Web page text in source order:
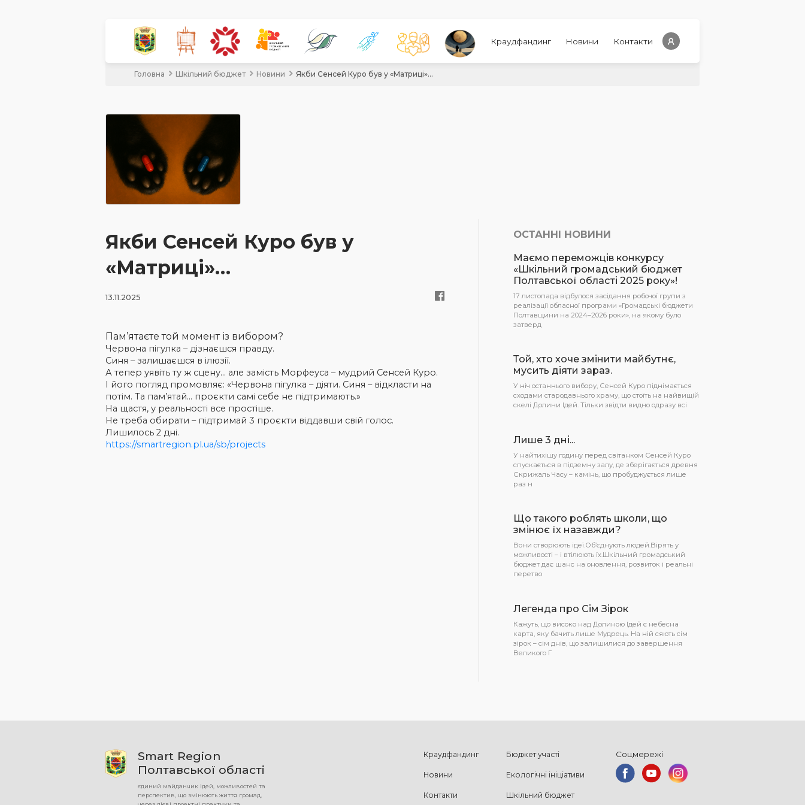
Краудфандинг Новини Контакти
Головна Шкільний бюджет Новини Якби Сенсей Куро був у «Матриці»…
Якби Сенсей Куро був у
«Матриці»…
13.11.2025
Пам’ятаєте той момент із вибором?
Червона пігулка – дізнаєшся правду.
Синя – залишаєшся в ілюзії.
А тепер уявіть ту ж сцену… але замість Морфеуса – мудрий Сенсей Куро.
І його погляд промовляє: «Червона пігулка – діяти. Синя – відкласти на
потім. Та пам’ятай… проєкти самі себе не підтримають.»
На щастя, у реальності все простіше.
Не треба обирати – підтримай 3 проєкти віддавши свій голос.
Лишилось 2 дні.
https://smartregion.pl.ua/sb/projects
ОСТАННІ НОВИНИ
Маємо переможців конкурсу
«Шкільний громадський бюджет
Полтавської області 2025 року»!
17 листопада відбулося засідання робочої групи з
реалізації обласної програми «Громадські бюджети
Полтавщини на 2024–2026 роки», на якому було
затверд
Той, хто хоче змінити майбутнє,
мусить діяти зараз.
У ніч останнього вибору, Сенсей Куро піднімається
сходами стародавнього храму, що стоїть на найвищій
скелі Долини Ідей. Тільки звідти видно одразу всі
Лише 3 дні...
У найтихішу годину перед світанком Сенсей Куро
спускається в підземну залу, де зберігається древня
Скрижаль Часу – камінь, що пробуджується лише
раз н
Що такого роблять школи, що
змінює їх назавжди?
Вони створюють ідеї.Об’єднують людей.Вірять у
можливості – і втілюють їх.Шкільний громадський
бюджет дає шанс на оновлення, розвиток і реальні
перетво
Легенда про Сім Зірок
Кажуть, що високо над Долиною Ідей є небесна
карта, яку бачить лише Мудрець. На ній сяють сім
зірок – сім днів, що залишилися до завершення
Великого Г
Smart Region
Полтавської області
єдиний майданчик ідей, можливостей та
перспектив, що змінюють життя громад,
Краудфандинг Бюджет участі
Новини Екологічні ініціативи
Контакти Шкільний бюджет
Соцмережі